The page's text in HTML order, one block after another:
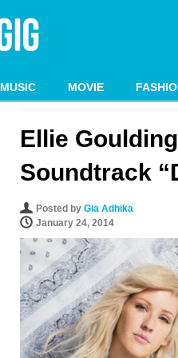
MUSIC MOVIE
Ellie
Soundtrack
Posted by Gia Adhika
January 24, 2014